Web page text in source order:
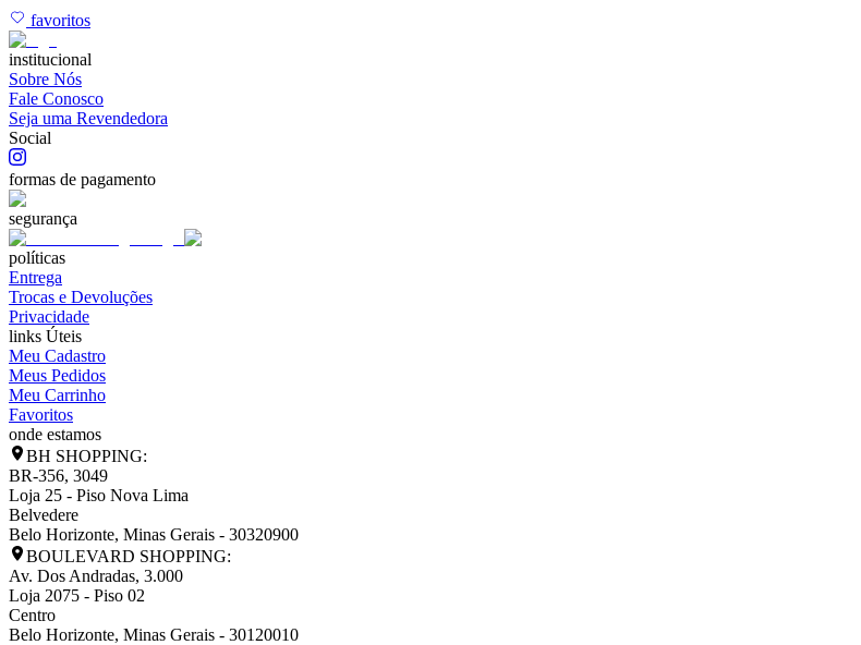
favoritos
institucional
Sobre Nós
Fale Conosco
Seja uma Revendedora
Social
formas de pagamento
segurança
políticas
Entrega
Trocas e Devoluções
Privacidade
links Úteis
Meu Cadastro
Meus Pedidos
Meu Carrinho
Favoritos
onde estamos
BH SHOPPING:
BR-356, 3049
Loja 25 - Piso Nova Lima
Belvedere
Belo Horizonte, Minas Gerais - 30320900
BOULEVARD SHOPPING:
Av. Dos Andradas, 3.000
Loja 2075 - Piso 02
Centro
Belo Horizonte, Minas Gerais - 30120010